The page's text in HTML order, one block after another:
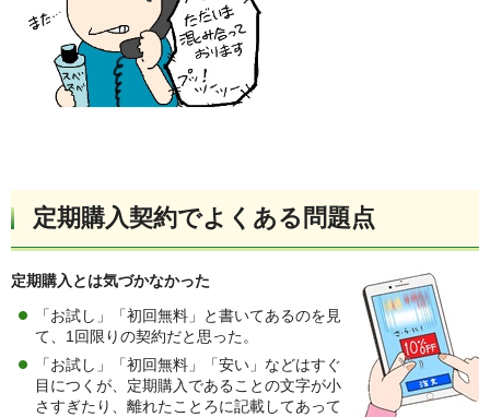
定期購入契約でよくある問題点
定期購入とは気づかなかった
「お試し」「初回無料」と書いてあるのを見
て、1回限りの契約だと思った。
「お試し」「初回無料」「安い」などはすぐ
目につくが、定期購入であることの文字が小
さすぎたり、離れたことろに記載してあって